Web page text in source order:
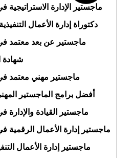
ماجستير الإدارة الاستراتيجية في
دكتوراة إدارة الأعمال التنفيذية
ماجستير عن بعد معتمد في
شهادة
ماجستير مهني معتمد في
أفضل برامج الماجستير المهني
ماجستير القيادة والإدارة في
ماجستير إدارة الأعمال الرقمية في
ماجستير إدارة الأعمال